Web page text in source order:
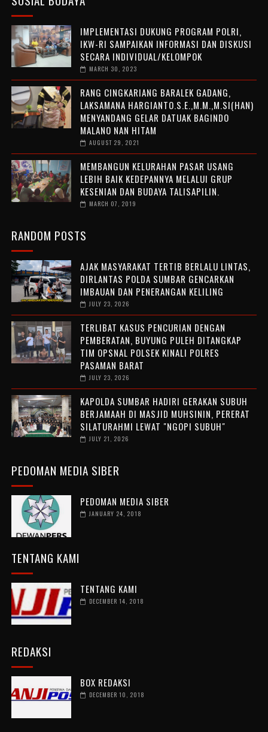
IMPLEMENTASI DUKUNG PROGRAM POLRI,
IKW-RI SAMPAIKAN INFORMASI DAN DISKUSI
SECARA INDIVIDUAL/KELOMPOK
MARCH 30, 2023
RANG CINGKARIANG BARALEK GADANG,
LAKSAMANA HARGIANTO.S.E.,M.M.,M.SI(HAN)
MENYANDANG GELAR DATUAK BAGINDO
MALANO NAN HITAM
AUGUST 29, 2021
MEMBANGUN KELURAHAN PASAR USANG
LEBIH BAIK KEDEPANNYA MELALUI GRUP
KESENIAN DAN BUDAYA TALISAPILIN.
MARCH 07, 2019
RANDOM POSTS
AJAK MASYARAKAT TERTIB BERLALU LINTAS,
DIRLANTAS POLDA SUMBAR GENCARKAN
IMBAUAN DAN PENERANGAN KELILING
JULY 23, 2026
TERLIBAT KASUS PENCURIAN DENGAN
PEMBERATAN, BUYUNG PULEH DITANGKAP
TIM OPSNAL POLSEK KINALI POLRES
PASAMAN BARAT
JULY 23, 2026
KAPOLDA SUMBAR HADIRI GERAKAN SUBUH
BERJAMAAH DI MASJID MUHSININ, PERERAT
SILATURAHMI LEWAT "NGOPI SUBUH"
JULY 21, 2026
PEDOMAN MEDIA SIBER
PEDOMAN MEDIA SIBER
JANUARY 24, 2018
TENTANG KAMI
TENTANG KAMI
DECEMBER 14, 2018
REDAKSI
BOX REDAKSI
DECEMBER 10, 2018